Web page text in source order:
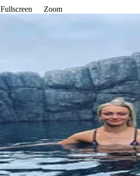
Fullscreen Zoom